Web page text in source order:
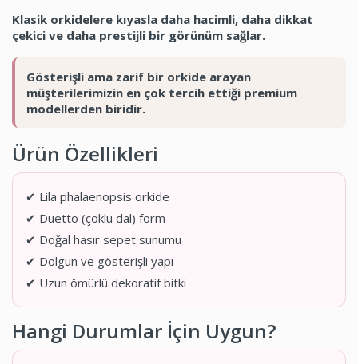
Klasik orkidelere kıyasla daha hacimli, daha dikkat
çekici ve daha prestijli bir görünüm sağlar.
Gösterişli ama zarif bir orkide arayan
müşterilerimizin en çok tercih ettiği premium
modellerden biridir.
Ürün Özellikleri
✔ Lila phalaenopsis orkide
✔ Duetto (çoklu dal) form
✔ Doğal hasır sepet sunumu
✔ Dolgun ve gösterişli yapı
✔ Uzun ömürlü dekoratif bitki
Hangi Durumlar İçin Uygun?